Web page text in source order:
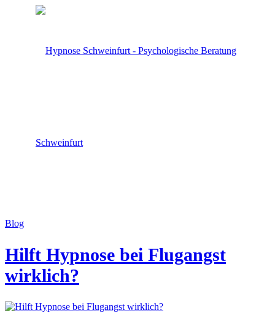
Blog
Hilft Hypnose bei Flugangst
wirklich?